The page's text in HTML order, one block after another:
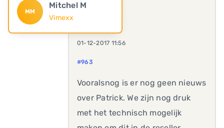
MM
Mitchel M
Vimexx
01-12-2017 11:56
#963
Vooralsnog is er nog geen nieuws
over Patrick. We zijn nog druk
met het technisch mogelijk